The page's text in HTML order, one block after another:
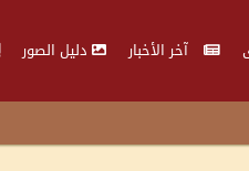
آخر الأخبار دليل الصور